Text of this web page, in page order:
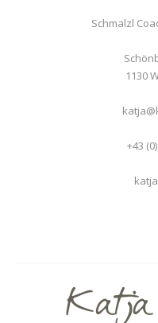
Schmalzl
1130
+43